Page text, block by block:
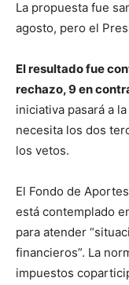
La propuesta fue
agosto, pero el
El resultado fue
rechazo, 9 en
iniciativa pasará a
necesita los dos
los vetos.
El Fondo de
está contemplado
para atender
financieros”. La
impuestos